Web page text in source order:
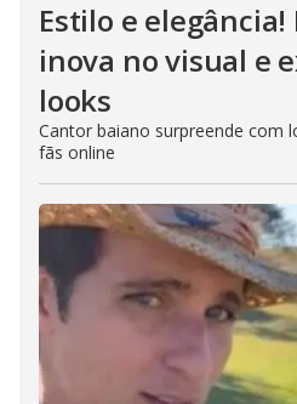
Estilo e elegância!
inova no visual e
looks
Cantor baiano surpreende com
fãs online